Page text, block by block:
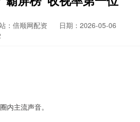
：倍顺网配资
日期：2026-05-06
内主流声音。